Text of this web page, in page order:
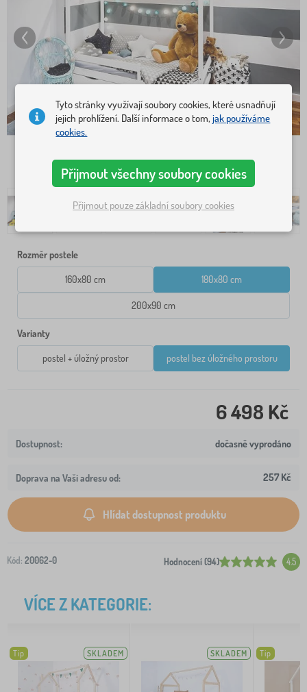
Rozměr postele
160x80 cm 180x80 cm
200x90 cm
Varianty
postel + úložný prostor postel bez úložného prostoru
6 498 Kč
dočasně vyprodáno
Doprava na Vaši adresu od: 257 Kč
Hlídat dostupnost produktu
Kód: 20062-0 Hodnocení (94) 4.5
VÍCE Z KATEGORIE:
Tip SKLADEM SKLADEM Tip
Tyto stránky využívají soubory cookies, které usnadňují
jejich prohlížení. Další informace o tom,jak používáme
cookies.
Přijmout všechny soubory cookies
Přijmout pouze základní soubory cookies